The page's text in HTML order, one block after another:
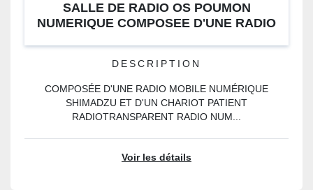
SALLE DE RADIO OS POUMON
NUMERIQUE COMPOSEE D'UNE RADIO
DESCRIPTION
COMPOSÉE D'UNE RADIO MOBILE NUMÉRIQUE
SHIMADZU ET D'UN CHARIOT PATIENT
RADIOTRANSPARENT RADIO NUM...
Voir les détails